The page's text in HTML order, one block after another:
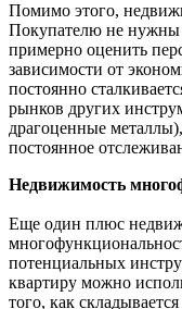
Помимо этого,
Покупателю не нужны
примерно оценить
зависимости от
постоянно
рынков других
драгоценные
постоянное
Недвижимость
Еще один плюс
потенциальных
квартиру можно
того, как